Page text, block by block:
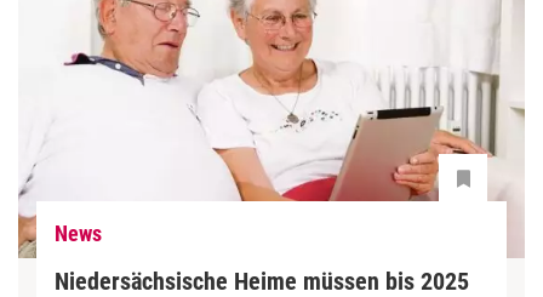
News
Niedersächsische Heime müssen bis 2025